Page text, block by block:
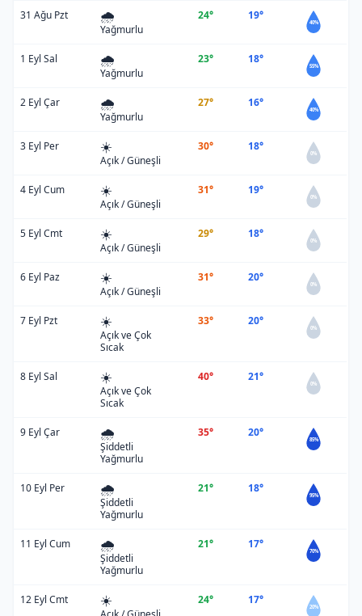
31 Ağu Pzt 🌧️
Yağmurlu
24° 19°
40%
1 Eyl Sal 🌧️
Yağmurlu
23° 18°
55%
2 Eyl Çar 🌧️
Yağmurlu
27° 16°
40%
3 Eyl Per ☀️
Açık / Güneşli
30° 18°
0%
4 Eyl Cum ☀️
Açık / Güneşli
31° 19°
0%
5 Eyl Cmt ☀️
Açık / Güneşli
29° 18°
0%
6 Eyl Paz ☀️
Açık / Güneşli
31° 20°
0%
7 Eyl Pzt ☀️
Açık ve Çok
Sıcak
33° 20°
0%
8 Eyl Sal ☀️
Açık ve Çok
Sıcak
40° 21°
0%
9 Eyl Çar 🌧️
Şiddetli
Yağmurlu
35° 20°
85%
10 Eyl Per 🌧️
Şiddetli
Yağmurlu
21° 18°
95%
11 Eyl Cum 🌧️
Şiddetli
Yağmurlu
21° 17°
70%
12 Eyl Cmt ☀️ 24° 17°
20%